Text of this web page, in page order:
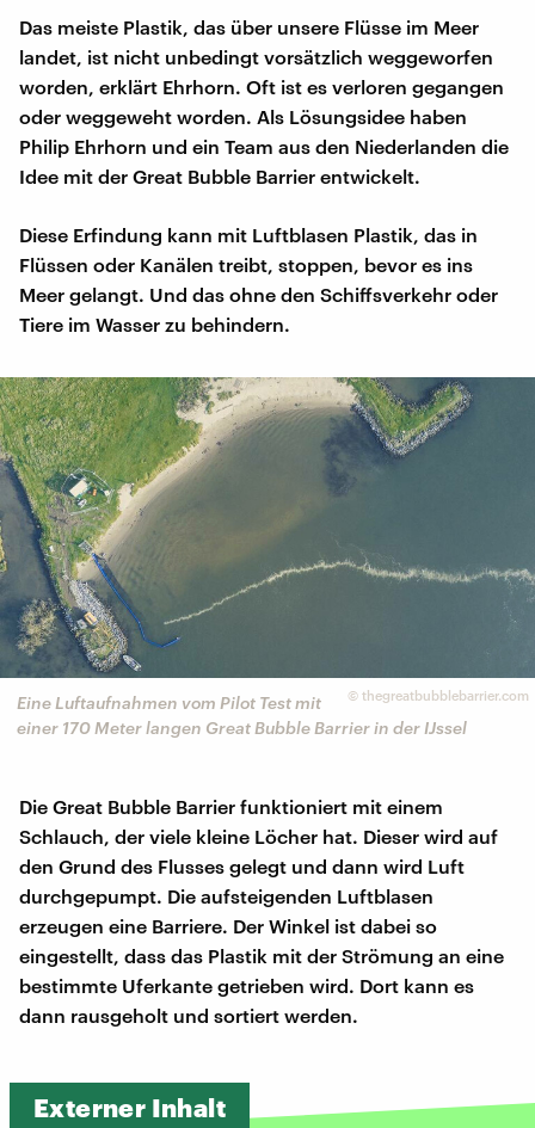
Das meiste Plastik, das über unsere Flüsse im Meer
landet, ist nicht unbedingt vorsätzlich weggeworfen
worden, erklärt Ehrhorn. Oft ist es verloren gegangen
oder weggeweht worden. Als Lösungsidee haben
Philip Ehrhorn und ein Team aus den Niederlanden die
Idee mit der Great Bubble Barrier entwickelt.
Diese Erfindung kann mit Luftblasen Plastik, das in
Flüssen oder Kanälen treibt, stoppen, bevor es ins
Meer gelangt. Und das ohne den Schiffsverkehr oder
Tiere im Wasser zu behindern.
© thegreatbubblebarrier.com
Eine Luftaufnahmen vom Pilot Test mit
einer 170 Meter langen Great Bubble Barrier in der IJssel
Die Great Bubble Barrier funktioniert mit einem
Schlauch, der viele kleine Löcher hat. Dieser wird auf
den Grund des Flusses gelegt und dann wird Luft
durchgepumpt. Die aufsteigenden Luftblasen
erzeugen eine Barriere. Der Winkel ist dabei so
eingestellt, dass das Plastik mit der Strömung an eine
bestimmte Uferkante getrieben wird. Dort kann es
dann rausgeholt und sortiert werden.
Externer Inhalt